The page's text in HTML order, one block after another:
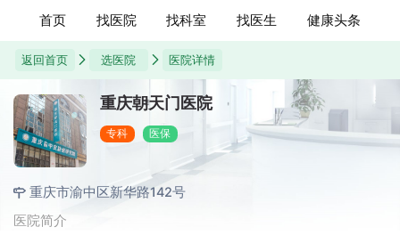
首页 找医院 找科室 找医生 健康头条
返回首页 选医院 医院详情
重庆朝天门医院
专科 医保
重庆市渝中区新华路142号
医院简介